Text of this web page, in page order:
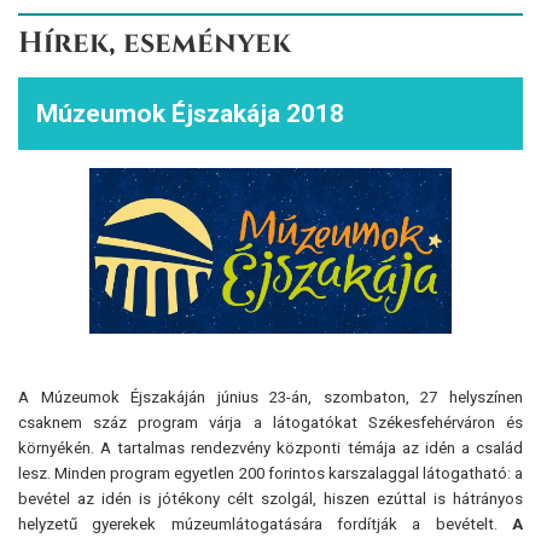
Hírek, események
Múzeumok Éjszakája 2018
A Múzeumok Éjszakáján június 23-án, szombaton, 27 helyszínen
csaknem száz program várja a látogatókat Székesfehérváron és
környékén. A tartalmas rendezvény központi témája az idén a család
lesz. Minden program egyetlen 200 forintos karszalaggal látogatható: a
bevétel az idén is jótékony célt szolgál, hiszen ezúttal is hátrányos
helyzetű gyerekek múzeumlátogatására fordítják a bevételt. A